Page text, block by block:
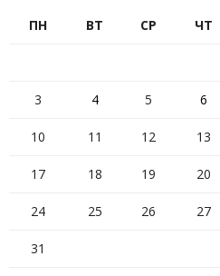
ПН ВТ СР ЧТ
3 4 5 6
10 11 12 13
17 18 19 20
24 25 26 27
31